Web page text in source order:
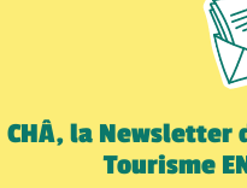
CHÂ, la Newsletter
Tourisme